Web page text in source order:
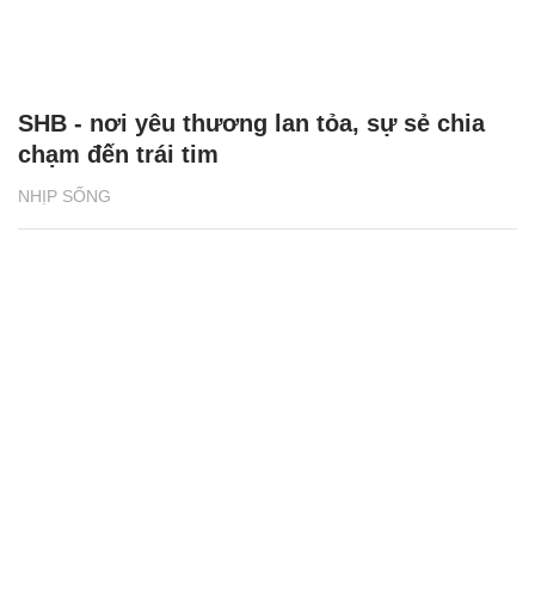
NHỊP SỐNG
SHB - nơi yêu thương lan tỏa, sự sẻ chia
chạm đến trái tim